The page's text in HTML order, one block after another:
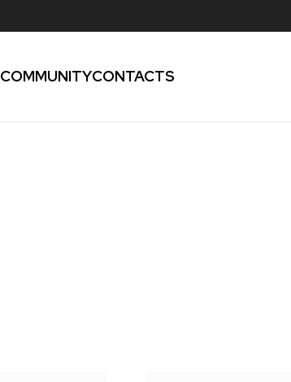
COMMUNITYCONTACTS